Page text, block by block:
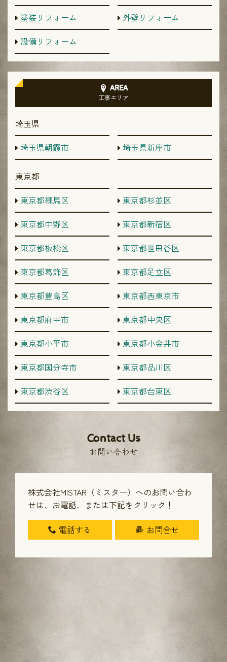
塗装リフォーム
外壁リフォーム
設備リフォーム
AREA
工事エリア
埼玉県
埼玉県朝霞市
埼玉県新座市
東京都
東京都練馬区
東京都杉並区
東京都中野区
東京都新宿区
東京都板橋区
東京都世田谷区
東京都葛飾区
東京都足立区
東京都豊島区
東京都西東京市
東京都府中市
東京都中央区
東京都小平市
東京都小金井市
東京都国分寺市
東京都品川区
東京都渋谷区
東京都台東区
Contact Us
お問い合わせ
株式会社MISTAR（ミスター）へのお問い合わ
せは、 お電話、または下記をクリック！
電話する お問合せ